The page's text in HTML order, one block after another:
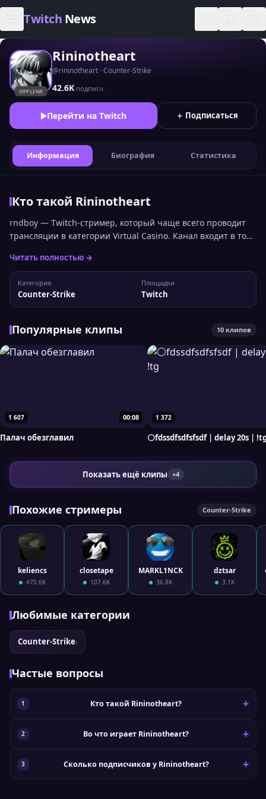
Skip to content
Twitch News
OFFLINE
Rininotheart
@rininotheart · Counter-Strike
42.6K подписч.
Перейти на Twitch ＋ Подписаться
Информация Биография Статистика
Кто такой Rininotheart
rndboy — Twitch-стример, который чаще всего проводит
трансляции в категории Virtual Casino. Канал входит в топ
аудитории и занимает 996 место. Статистика канала
rndboy На Twitch у стримера 33 280 подписчиков, а
максимальный пик трансляции достигал 1 085
одновременных зрителей. Вы можете...
Читать полностью →
Категория
Counter-Strike
Площадки
Twitch
Популярные клипы 10 клипов
00:08
1 607
Палач обезглавил
1 372
⚪fdssdfsdfsfsdf | delay 20s |
Показать ещё клипы +4
Похожие стримеры Counter-Strike
keliencs
470.6K
closetape
107.6K
MARKL1NCK
36.8K
dztsar
3.1K
Любимые категории
Counter-Strike›
Частые вопросы
Кто такой Rininotheart?
Во что играет Rininotheart?
Сколько подписчиков у Rininotheart?